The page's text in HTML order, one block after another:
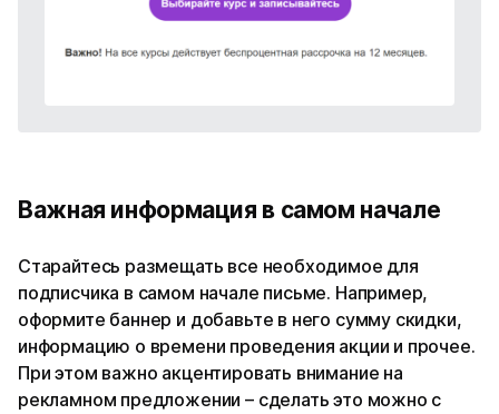
Важная информация в самом начале
Старайтесь размещать все необходимое для
подписчика в самом начале письме. Например,
оформите баннер и добавьте в него сумму скидки,
информацию о времени проведения акции и прочее.
При этом важно акцентировать внимание на
рекламном предложении – сделать это можно с